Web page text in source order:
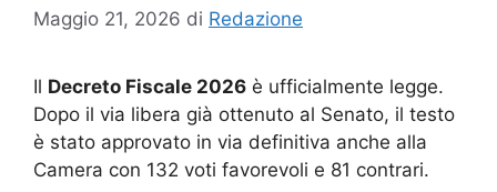
Maggio 21, 2026 di Redazione
Il Decreto Fiscale 2026 è ufficialmente legge.
Dopo il via libera già ottenuto al Senato, il testo
è stato approvato in via definitiva anche alla
Camera con 132 voti favorevoli e 81 contrari.